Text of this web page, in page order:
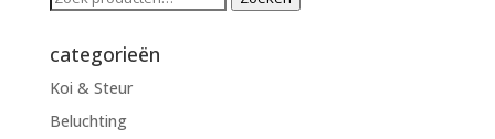
categorieën
Koi & Steur
Beluchting